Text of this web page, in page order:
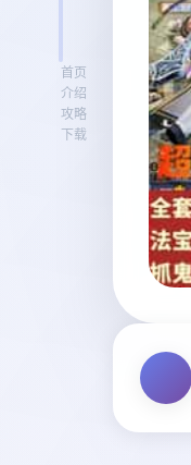
首页
介绍
攻略
下载